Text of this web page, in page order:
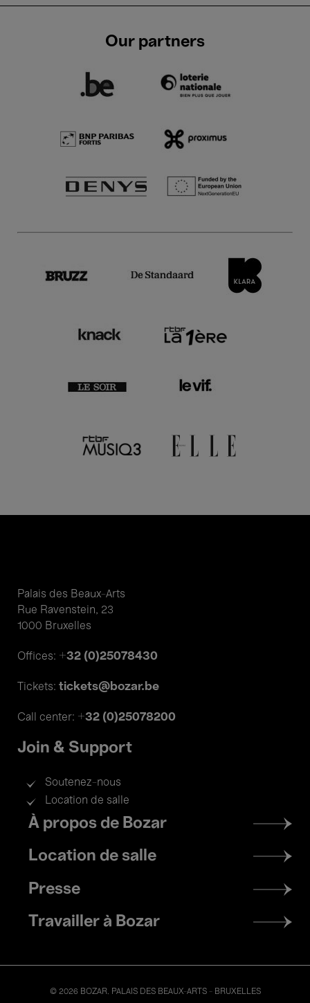
Our partners
Palais des Beaux-Arts
Rue Ravenstein, 23
1000 Bruxelles
Offices: +32 (0)25078430
Tickets: tickets@bozar.be
Call center: +32 (0)25078200
Join & Support
Soutenez-nous
Location de salle
Footer
menu
À propos de Bozar
Location de salle
Presse
Travailler à Bozar
© 2026 BOZAR. PALAIS DES BEAUX-ARTS - BRUXELLES